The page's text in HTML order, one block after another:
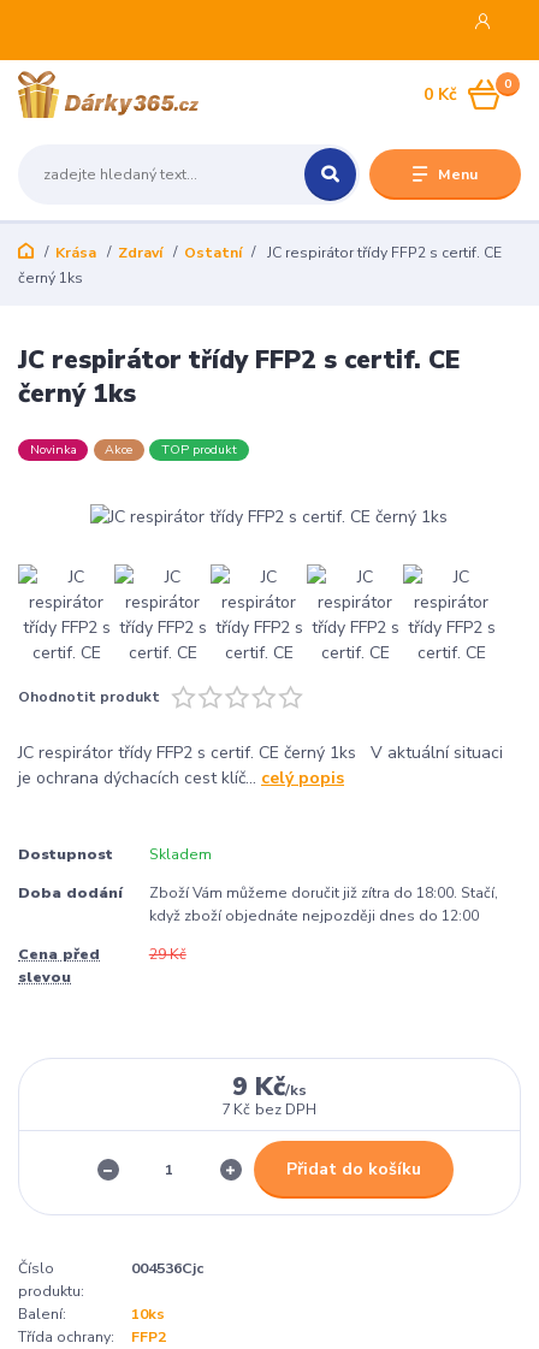
Menu
0
0 Kč
Krása Zdraví Ostatní
JC respirátor třídy FFP2 s certif. CE
černý 1ks
JC respirátor třídy FFP2 s certif. CE
černý 1ks
Novinka Akce TOP produkt
Ohodnotit produkt
JC respirátor třídy FFP2 s certif. CE černý 1ks V aktuální situaci
je ochrana dýchacích cest klíč... celý popis
Dostupnost Skladem
Doba dodání
Zboží Vám můžeme doručit již zítra do 18:00. Stačí,
když zboží objednáte nejpozději dnes do 12:00
Cena před
slevou
29 Kč
9 Kč/ks
7 Kč bez DPH
Přidat do košíku
Číslo
produktu:
004536Cjc
Balení:
10ks
Třída ochrany:
FFP2